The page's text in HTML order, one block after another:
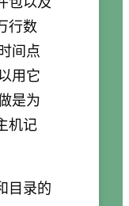
行数
间点
用它
是为
机记
目录的